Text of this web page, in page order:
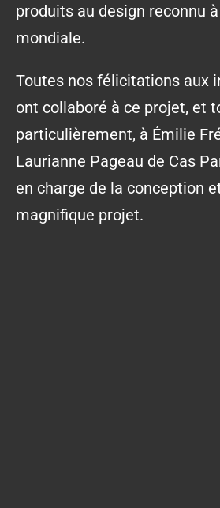
produits au design reconnu à
mondiale.
Toutes nos félicitations aux
ont collaboré à ce projet, et
particulièrement, à Émilie
Laurianne Pageau de Cas
en charge de la conception
magnifique projet.